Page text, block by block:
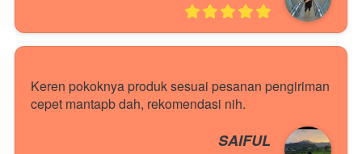
Keren pokoknya produk sesuai pesanan pengiriman
cepet mantapb dah, rekomendasi nih.
SAIFUL